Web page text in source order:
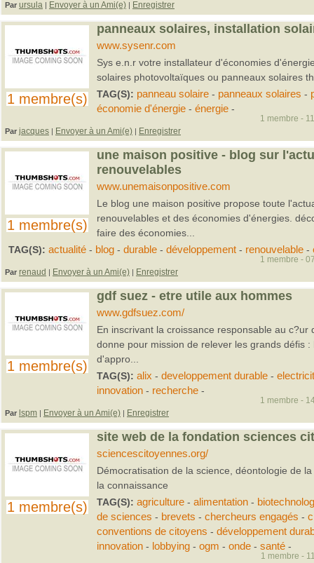
Par ursula | Envoyer à un Ami(e) | Enregistrer
1 membre(s)
panneaux solaires, installation
www.sysenr.com
Sys e.n.r votre installateur d'économies
solaires photovoltaïques ou panneaux solaires
TAG(S): panneau solaire- panneaux solaires -
économie d'énergie- énergie-
Par jacques | Envoyer à un Ami(e) | Enregistrer
1 membre -
1 membre(s)
une maison positive - blog sur
renouvelables
www.unemaisonpositive.com
Le blog une maison positive propose toute
renouvelables et des économies d'énergies.
faire des économies...
TAG(S): actualité - blog - durable - développement - renouvelable -
Par renaud | Envoyer à un Ami(e) | Enregistrer
1 membre -
1 membre(s)
gdf suez - etre utile aux hommes
www.gdfsuez.com/
En inscrivant la croissance responsable au c?ur
donne pour mission de relever les grands défis
d'appro...
TAG(S): alix - developpement durable-
innovation- recherche-
Par lspm | Envoyer à un Ami(e) | Enregistrer
1 membre -
1 membre(s)
site web de la fondation sciences
sciencescitoyennes.org/
Démocratisation de la science, déontologie de
la connaissance
TAG(S): agriculture- alimentation-
de sciences - brevets - chercheurs engagés -
conventions de citoyens - développement
innovation- lobbying- ogm - onde- santé-
1 membre -